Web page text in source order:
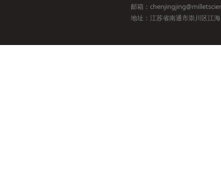
邮箱：
地址：江苏省南通市崇川区江